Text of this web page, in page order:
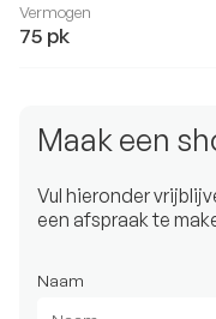
Vermogen
75 pk
Maak een
Vul hieronder
een afspraak te
Naam